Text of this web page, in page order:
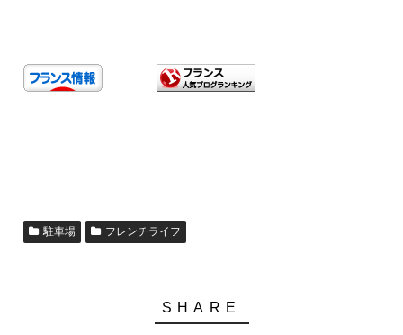
駐車場 フレンチライフ